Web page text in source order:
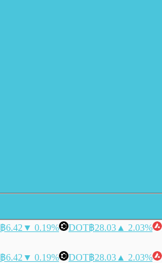
฿6.42 ▼ 0.19% DOT฿28.03 ▲ 2.03%
฿6.42 ▼ 0.19% DOT฿28.03 ▲ 2.03%